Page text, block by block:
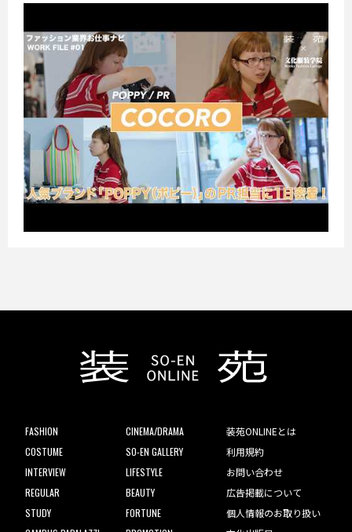
FASHION
COSTUME
INTERVIEW
REGULAR
STUDY
CINEMA/DRAMA
SO-EN GALLERY
LIFESTYLE
BEAUTY
FORTUNE
装苑ONLINEとは
利用規約
お問い合わせ
広告掲載について
個人情報のお取り扱い